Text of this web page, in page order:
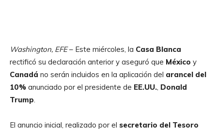
Washington, EFE– Este miércoles, la Casa Blanca
rectificó su declaración anterior y aseguró que México y
Canadá no serán incluidos en la aplicación del arancel del
10% anunciado por el presidente de EE.UU., Donald
Trump.
El anuncio inicial, realizado por el secretario del Tesoro